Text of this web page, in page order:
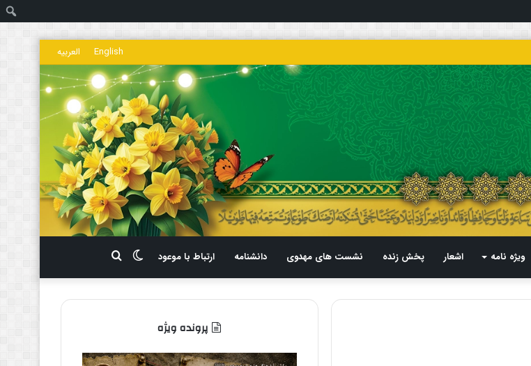
English العربیه
ویژه نامه اشعار پخش زنده نشست های مهدوی دانشنامه ارتباط با موعود
برای
تغییر
پوسته
پرونده ویژه